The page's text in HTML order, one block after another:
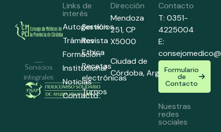
Servicios
integrales
Links de
interés
Autogestión
Trámites
Formación
Institucional
Noticias
Contacto
Servicios
Revista
Ethica
Recetas
electrónicas
Turnos
Dirección
Mendoza
251,CP
X5000
Ciudad de
Córdoba,Argentina
Contacto
T: 0351-
4225004
E:
Formulario
de
Contacto
Nuestras
redes
sociales